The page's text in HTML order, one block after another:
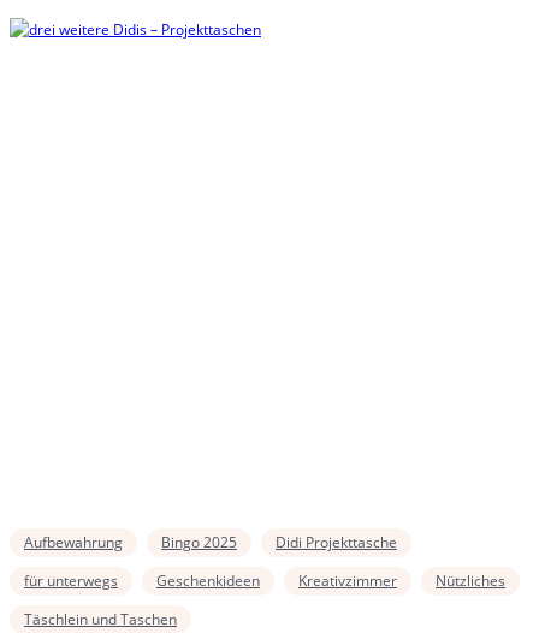
Aufbewahrung Bingo 2025
Didi Projekttasche
für unterwegs
Geschenkideen Kreativzimmer
Nützliches
Täschlein und Taschen